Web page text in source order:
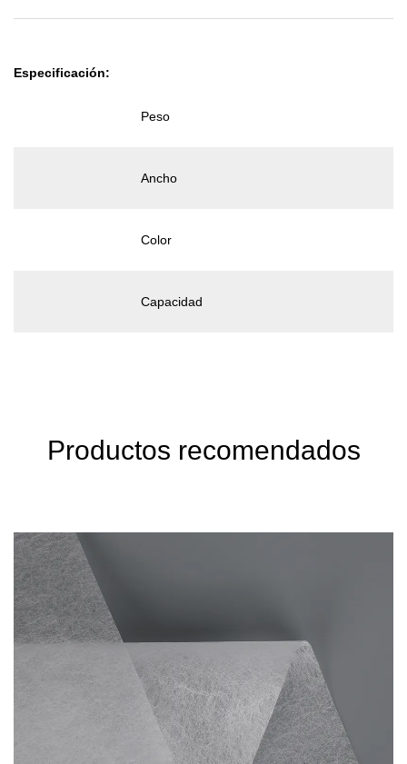
Especificación:
Peso
Ancho
Color
Capacidad
Productos recomendados